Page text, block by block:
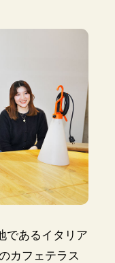
であるイタリア
カフェテラス